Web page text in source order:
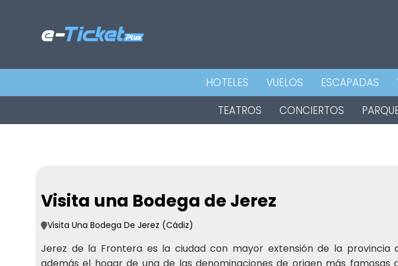
HOTELES VUELOS ESCAPADAS
TEATROS
CONCIERTOS
Visita una Bodega de Jerez
Visita Una Bodega De Jerez (Cádiz)
Jerez de la Frontera es la ciudad con mayor extensión de la provincia